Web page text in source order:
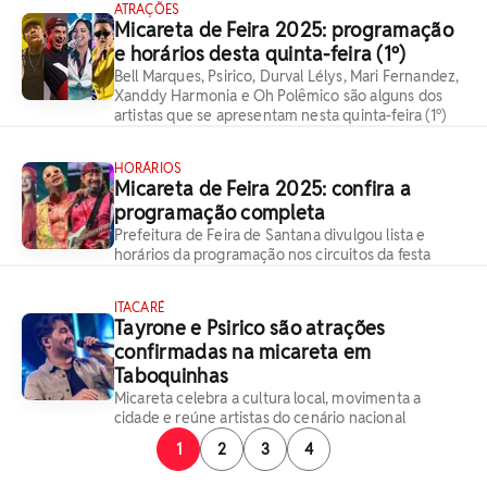
ATRAÇÕES
Micareta de Feira 2025: programação
e horários desta quinta-feira (1º)
Bell Marques, Psirico, Durval Lélys, Mari Fernandez,
Xanddy Harmonia e Oh Polêmico são alguns dos
artistas que se apresentam nesta quinta-feira (1º)
HORÁRIOS
Micareta de Feira 2025: confira a
programação completa
Prefeitura de Feira de Santana divulgou lista e
horários da programação nos circuitos da festa
ITACARÉ
Tayrone e Psirico são atrações
confirmadas na micareta em
Taboquinhas
Micareta celebra a cultura local, movimenta a
cidade e reúne artistas do cenário nacional
1
2 3 4